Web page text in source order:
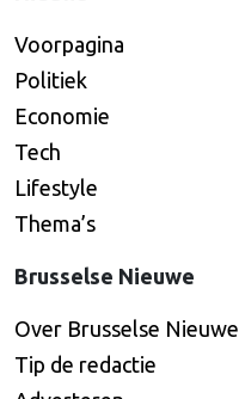
Voorpagina
Politiek
Economie
Tech
Lifestyle
Thema’s
Brusselse Nieuwe
Over Brusselse Nieuwe
Tip de redactie